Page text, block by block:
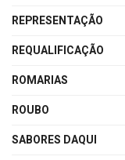
REPRESENTAÇÃO
REQUALIFICAÇÃO
ROMARIAS
ROUBO
SABORES DAQUI